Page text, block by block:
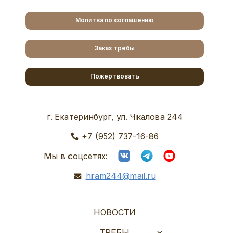
Молитва по соглашению
Заказ требы
Пожертвовать
г. Екатеринбург, ул. Чкалова 244
+7 (952) 737-16-86
Мы в соцсетях:
hram244@mail.ru
НОВОСТИ